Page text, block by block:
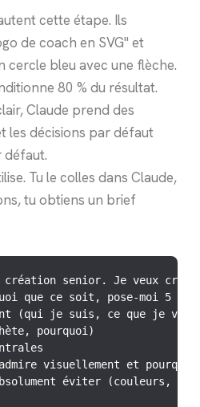
cette étape. Ils
de coach en SVG" et
bleu avec une flèche.
80 % du résultat.
Claude prend des
les décisions par défaut
défaut.
Tu le colles dans Claude,
tu obtiens un brief
senior. Je veux
que ce soit, pose-moi 5
(qui je suis, ce que je
pourquoi)
visuellement et pourquoi
éviter (couleurs,